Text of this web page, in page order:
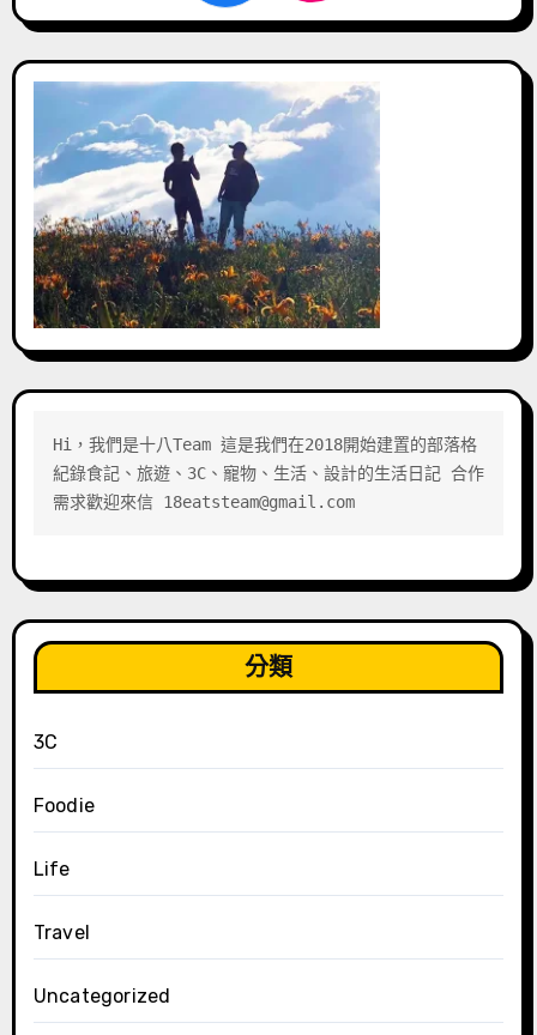
Hi，我們是十八Team 這是我們在2018開始建置的部落格
紀錄食記、旅遊、3C、寵物、生活、設計的生活日記 合作
需求歡迎來信 18eatsteam@gmail.com
分類
3C
Foodie
Life
Travel
Uncategorized